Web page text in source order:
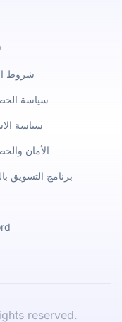
شروط
سياسة
سياسة
الأمان
برنامج التسويق
reserved.